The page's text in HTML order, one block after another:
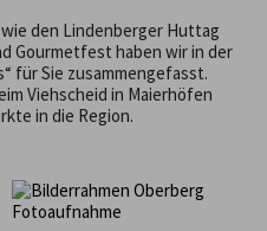
den Lindenberger Huttag
Gourmetfest haben wir in der
für Sie zusammengefasst.
Viehscheid in Maierhöfen
in die Region.